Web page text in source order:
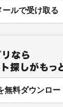
ールで受け取る
無料ダウンロー